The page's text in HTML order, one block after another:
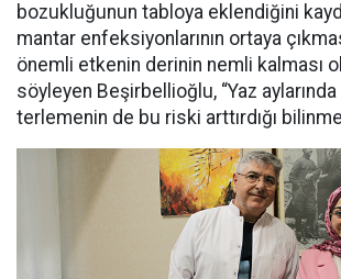
bozukluğunun tabloya eklendiğini
mantar enfeksiyonlarının ortaya
önemli etkenin derinin nemli kalması
söyleyen Beşirbellioğlu, “Yaz
terlemenin de bu riski arttırdığı